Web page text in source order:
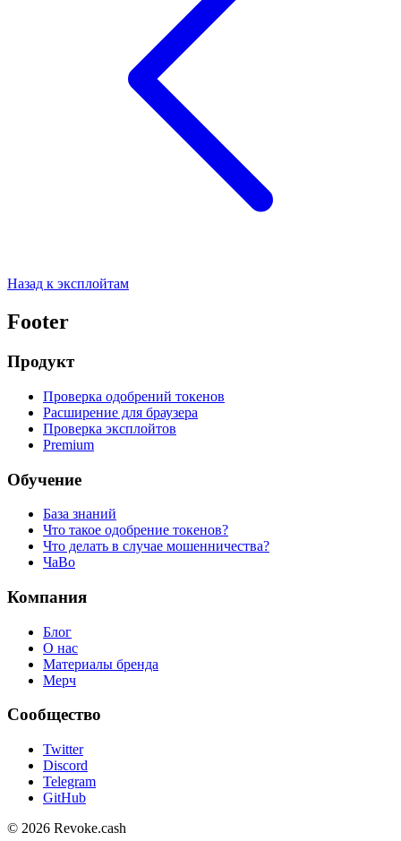
Назад к эксплойтам
Footer
Продукт
Проверка одобрений токенов
Расширение для браузера
Проверка эксплойтов
Premium
Обучение
База знаний
Что такое одобрение токенов?
Что делать в случае мошенничества?
ЧаВо
Компания
Блог
О нас
Материалы бренда
Мерч
Сообщество
Twitter
Discord
Telegram
GitHub
© 2026 Revoke.cash